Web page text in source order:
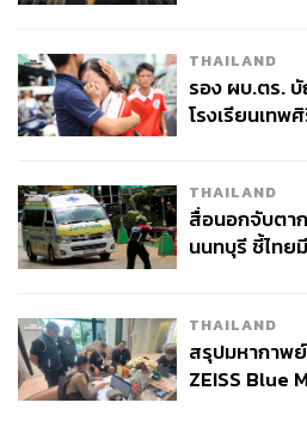
THAILAND
รอง ผบ.ตร.
โรงเรียนเทพ
THAILAND
สื่อนอกจับตา
นนทบุรี ชี้ไทย
THAILAND
สรุปมหากาพ
ZEISS Blue